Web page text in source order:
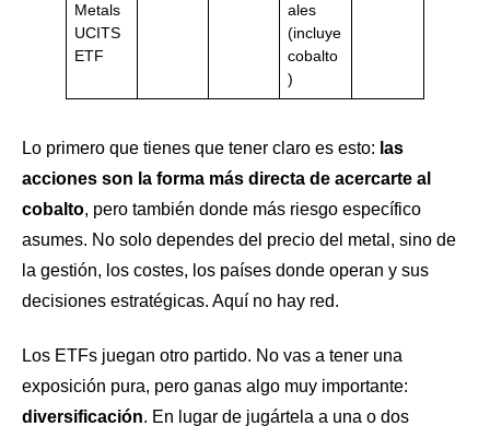
Metals
UCITS
ETF
ales
(incluye
cobalto
)
Lo primero que tienes que tener claro es esto: las
acciones son la forma más directa de acercarte al
cobalto, pero también donde más riesgo específico
asumes. No solo dependes del precio del metal, sino de
la gestión, los costes, los países donde operan y sus
decisiones estratégicas. Aquí no hay red.
Los ETFs juegan otro partido. No vas a tener una
exposición pura, pero ganas algo muy importante:
diversificación. En lugar de jugártela a una o dos